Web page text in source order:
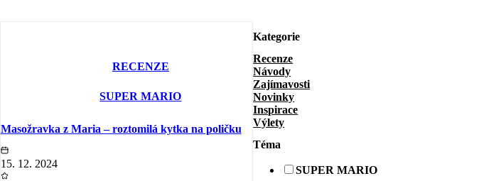
RECENZE
SUPER MARIO
Masožravka z Maria – roztomilá kytka na poličku
15. 12. 2024
Kategorie
Recenze
Návody
Zajímavosti
Novinky
Inspirace
Výlety
Téma
SUPER MARIO